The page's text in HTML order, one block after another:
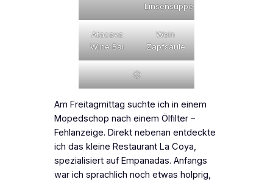
Linsensuppe
Atacava
Wine Bar
Wein
Zapfsäule
🙂
Am Freitagmittag suchte ich in einem
Mopedschop nach einem Ölfilter –
Fehlanzeige. Direkt nebenan entdeckte
ich das kleine Restaurant La Coya,
spezialisiert auf Empanadas. Anfangs
war ich sprachlich noch etwas holprig,